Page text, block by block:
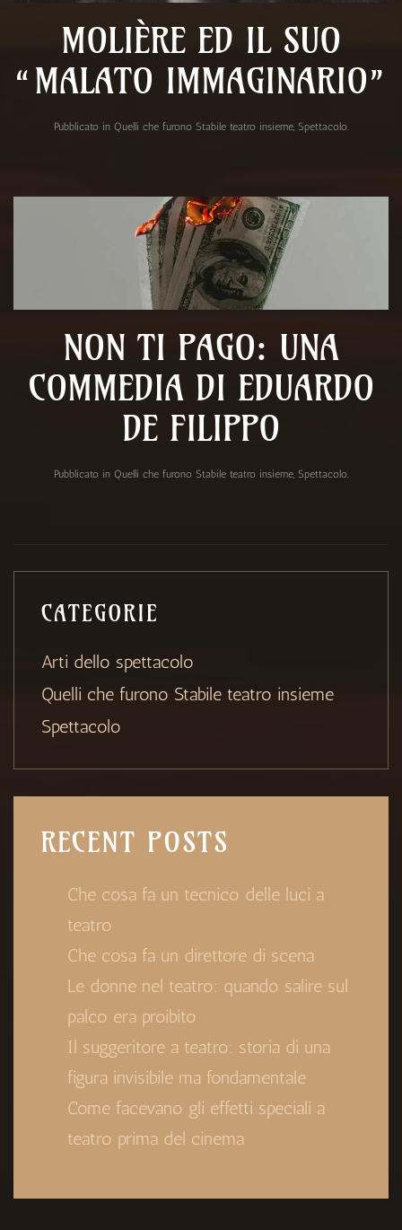
MOLIÈRE ED IL SUO
“MALATO IMMAGINARIO”
Pubblicato in Quelli che furono Stabile teatro insieme, Spettacolo.
NON TI PAGO: UNA
COMMEDIA DI EDUARDO
DE FILIPPO
Pubblicato in Quelli che furono Stabile teatro insieme, Spettacolo.
CATEGORIE
Arti dello spettacolo
Quelli che furono Stabile teatro insieme
Spettacolo
RECENT POSTS
Che cosa fa un tecnico delle luci a
teatro
Che cosa fa un direttore di scena
Le donne nel teatro: quando salire sul
palco era proibito
Il suggeritore a teatro: storia di una
figura invisibile ma fondamentale
Come facevano gli effetti speciali a
teatro prima del cinema